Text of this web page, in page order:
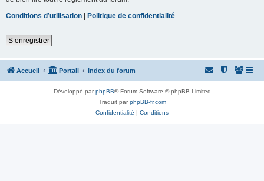
Conditions d’utilisation | Politique de confidentialité
S’enregistrer
Accueil Portail Index du forum
Développé parphpBB® Forum Software © phpBB Limited
Traduit parphpBB-fr.com
Confidentialité | Conditions